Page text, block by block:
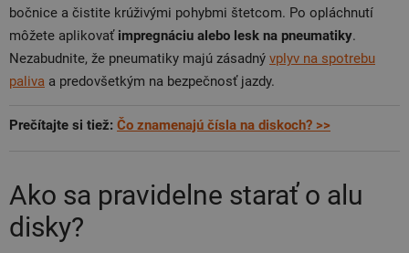
bočnice a čistite krúživými pohybmi štetcom. Po opláchnutí
môžete aplikovať impregnáciu alebo lesk na pneumatiky.
Nezabudnite, že pneumatiky majú zásadný vplyv na spotrebu
paliva a predovšetkým na bezpečnosť jazdy.
Prečítajte si tiež: Čo znamenajú čísla na diskoch? >>
Ako sa pravidelne starať o alu
disky?